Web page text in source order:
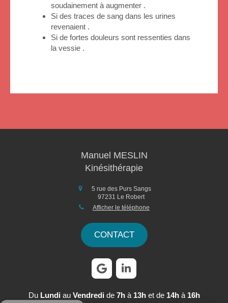
soudainement à augmenter .
Si des traces de sang dans les urines
revenaient .
Si de fortes douleurs sont ressenties dans
la vessie .
Manuel MESLIN
Kinésithérapie
5 rue des Purs Sangs
97231 Le Robert
Afficher le téléphone
CONTACT
Du Lundi au Vendredi de 7hà 13het de 14hà 16h